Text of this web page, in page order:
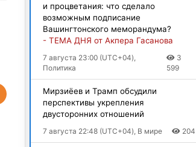
и процветания: что сделало
возможным подписание
Вашингтонского меморандума?
- ТЕМА ДНЯ от Акпера Гасанова
7 августа 23:00 (UTC+04),
Политика
3
599
Мирзиёев и Трамп обсудили
перспективы укрепления
двусторонних отношений
7 августа 22:48 (UTC+04), В мире 204